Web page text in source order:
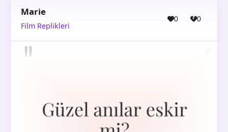
Marie
Film Replikleri
0 0